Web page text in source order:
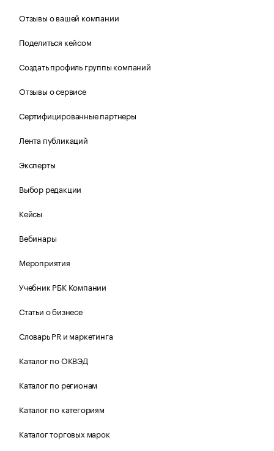
Отзывы о вашей компании
Поделиться кейсом
Создать профиль группы компаний
Отзывы о сервисе
Сертифицированные партнеры
Лента публикаций
Эксперты
Выбор редакции
Кейсы
Вебинары
Мероприятия
Учебник РБК Компании
Статьи о бизнесе
Словарь PR и маркетинга
Каталог по ОКВЭД
Каталог по регионам
Каталог по категориям
Каталог торговых марок